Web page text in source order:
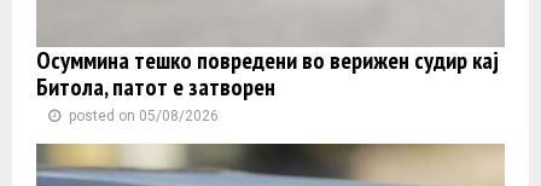
Осуммина тешко повредени во верижен судир кај
Битола, патот е затворен
posted on 05/08/2026